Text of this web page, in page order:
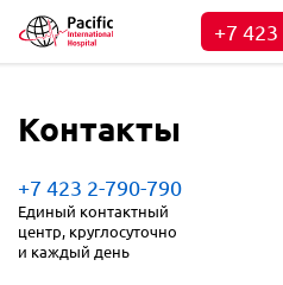
+7 423
Контакты
+7 423 2-790-790
Единый контактный
центр, круглосуточно
и каждый день